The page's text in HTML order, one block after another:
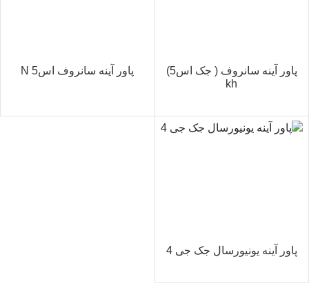
پاور آینه سانروف ( جک اس5)
kh
پاور آینه سانروف اس5 N
پاور آینه یونیورسال جک جی 4